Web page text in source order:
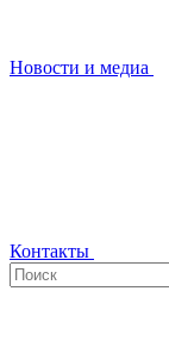
Новости и медиа
Контакты